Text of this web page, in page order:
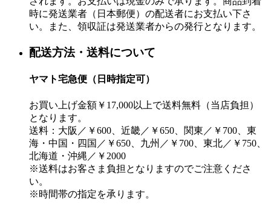
時に発送業者（日本郵便）の配送者にお支払い下さ
い。また、領収証は発送業者からの発行となります。
配送方法・送料について
ヤマト宅急便（日時指定可）
お買い上げ金額￥17,000以上で送料無料（当店負担）
となります。
送料：大阪／￥600、近畿／￥650、関東／￥700、東
海・中国・四国／￥650、九州／￥700、東北／￥750、
北海道・沖縄／￥2000
※送料はお客さま負担となりますのでご注意くださ
い。
※時間帯の指定を承ります。